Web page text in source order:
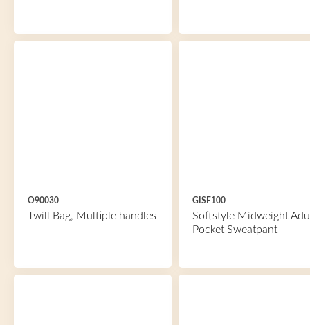
O90030
Twill Bag, Multiple handles
GISF100
Softstyle Midweight
Pocket Sweatpant